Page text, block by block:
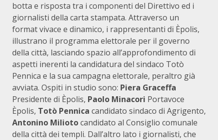
botta e risposta tra i componenti del Direttivo ed i
giornalisti della carta stampata. Attraverso un
format vivace e dinamico, i rappresentanti di Èpolis,
illustrano il programma elettorale per il governo
della città, lasciando spazio all’approfondimento di
aspetti inerenti la candidatura del sindaco Totò
Pennica e la sua campagna elettorale, peraltro già
avviata. Ospiti in studio sono: Piera Graceffa
Presidente di Èpolis, Paolo Minacori Portavoce
Èpolis, Totò Pennica candidato sindaco di Agrigento,
Antonino Miliotocandidato al Consiglio comunale
della città dei templi. Dall’altro lato i giornalisti, che